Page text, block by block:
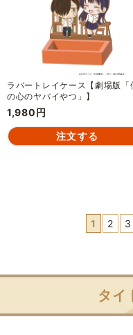
ラバートレイケース【劇場版「
の心のヤバイやつ」】
1,980円
1 2 3
タイ